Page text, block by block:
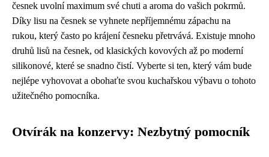
česnek uvolní maximum své chuti a aroma do vašich pokrmů.
Díky lisu na česnek se vyhnete nepříjemnému zápachu na
rukou, který často po krájení česneku přetrvává. Existuje mnoho
druhů lisů na česnek, od klasických kovových až po moderní
silikonové, které se snadno čistí. Vyberte si ten, který vám bude
nejlépe vyhovovat a obohaťte svou kuchařskou výbavu o tohoto
užitečného pomocníka.
Otvírák na konzervy: Nezbytný pomocník